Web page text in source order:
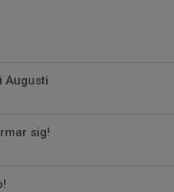
Augusti
sig!